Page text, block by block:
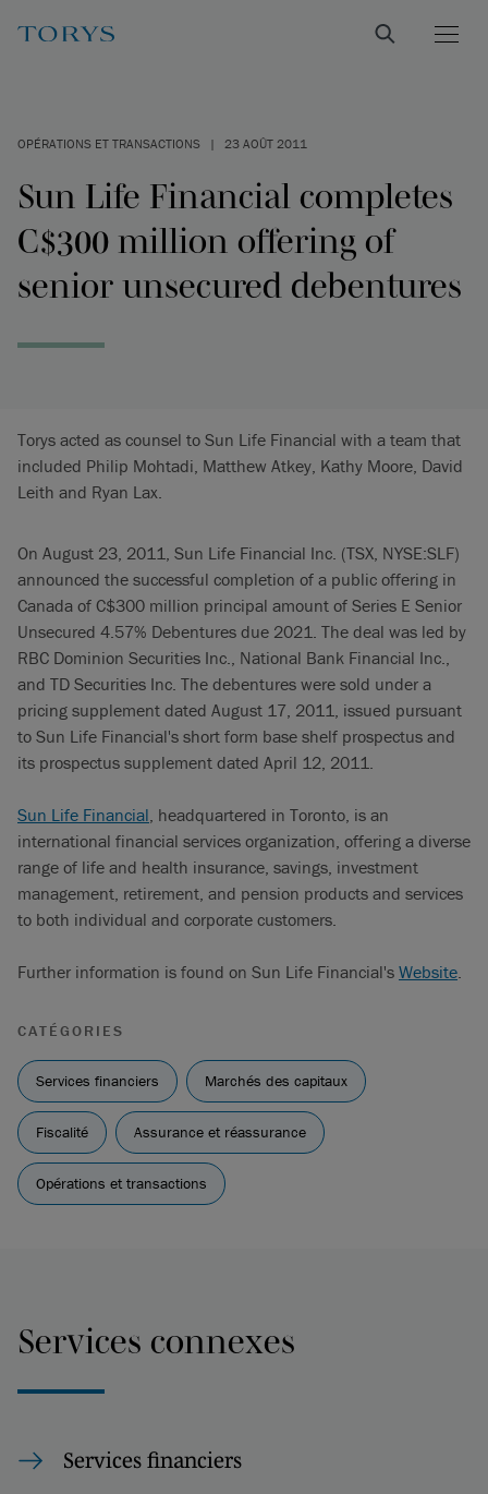
OPÉRATIONS ET TRANSACTIONS | 23 AOÛT 2011
Sun Life Financial completes
C$300 million offering of
senior unsecured debentures
Torys acted as counsel to Sun Life Financial with a team that
included Philip Mohtadi, Matthew Atkey, Kathy Moore, David
Leith and Ryan Lax.
On August 23, 2011, Sun Life Financial Inc. (TSX, NYSE:SLF)
announced the successful completion of a public offering in
Canada of C$300 million principal amount of Series E Senior
Unsecured 4.57% Debentures due 2021. The deal was led by
RBC Dominion Securities Inc., National Bank Financial Inc.,
and TD Securities Inc. The debentures were sold under a
pricing supplement dated August 17, 2011, issued pursuant
to Sun Life Financial's short form base shelf prospectus and
its prospectus supplement dated April 12, 2011.
Sun Life Financial, headquartered in Toronto, is an
international financial services organization, offering a diverse
range of life and health insurance, savings, investment
management, retirement, and pension products and services
to both individual and corporate customers.
Further information is found on Sun Life Financial's Website.
CATÉGORIES
Services financiers Marchés des capitaux
Fiscalité Assurance et réassurance
Opérations et transactions
Services connexes
Services financiers